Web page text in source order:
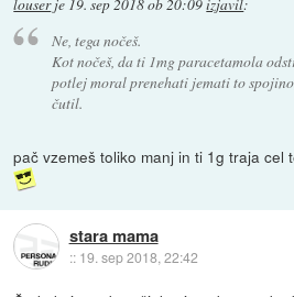
louserje 19. sep 2018 ob 20:09izjavil:
Ne, tega nočeš.
Kot nočeš, da ti 1mg paracetamola
potlej moral prenehati jemati to
čutil.
pač vzemeš toliko manj in ti 1g traja cel
stara mama
:: 19. sep 2018, 22:42